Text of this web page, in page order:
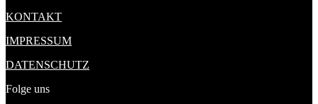
KONTAKT
IMPRESSUM
DATENSCHUTZ
Folge uns